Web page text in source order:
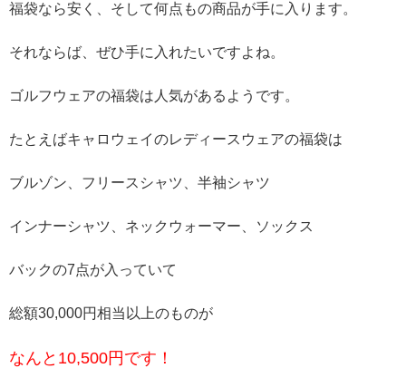
福袋なら安く、そして何点もの商品が手に入ります。
それならば、ぜひ手に入れたいですよね。
ゴルフウェアの福袋は人気があるようです。
たとえばキャロウェイのレディースウェアの福袋は
ブルゾン、フリースシャツ、半袖シャツ
インナーシャツ、ネックウォーマー、ソックス
バックの7点が入っていて
総額30,000円相当以上のものが
なんと10,500円です！